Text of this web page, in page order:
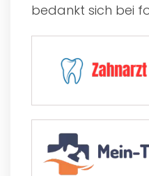
bedankt sich bei